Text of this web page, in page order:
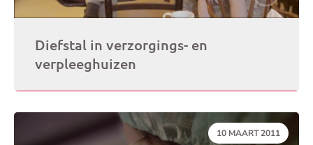
Diefstal in verzorgings- en
verpleeghuizen
DATUM:
10 MAART 2011